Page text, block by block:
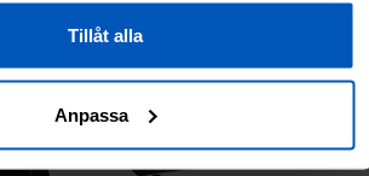
Tillåt alla
Anpassa